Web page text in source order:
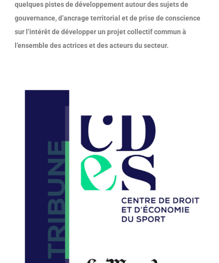
quelques pistes de développement autour des sujets de
gouvernance, d’ancrage territorial et de prise de conscience
sur l’intérêt de développer un projet collectif commun à
l’ensemble des actrices et des acteurs du secteur.